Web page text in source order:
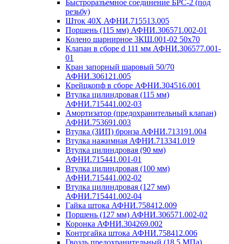
Быстроразъемное соединение БРС-2 (под
резьбу)
Шток 40Х АФНИ.715513.005
Поршень (115 мм) АФНИ.306571.002-01
Колено шарнирное 3КШ.001-02 50х70
Клапан в сборе d 111 мм АФНИ.306577.001-
01
Кран запорный шаровый 50/70
АФНИ.306121.005
Крейцкопф в сборе АФНИ.304516.001
Втулка цилиндровая (115 мм)
АФНИ.715441.002-03
Амортизатор (предохранительный клапан)
АФНИ.753691.003
Втулка (ЗИП) бронза АФНИ.713191.004
Втулка нажимная АФНИ.713341.019
Втулка цилиндровая (90 мм)
АФНИ.715441.001-01
Втулка цилиндровая (100 мм)
АФНИ.715441.002-02
Втулка цилиндровая (127 мм)
АФНИ.715441.002-04
Гайка штока АФНИ.758412.009
Поршень (127 мм) АФНИ.306571.002-02
Коронка АФНИ.304269.002
Контргайка штока АФНИ.758412.006
Гвоздь предохранительный (18,5 МПа)